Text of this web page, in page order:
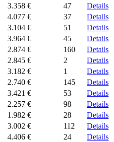
3.358 € 47
Details
4.077 € 37
Details
3.104 € 51
Details
3.964 € 45
Details
2.874 € 160
Details
2.845 € 2
Details
3.182 € 1
Details
2.740 € 145
Details
3.421 € 53
Details
2.257 € 98
Details
1.982 € 28
Details
3.002 € 112
Details
4.406 € 24
Details